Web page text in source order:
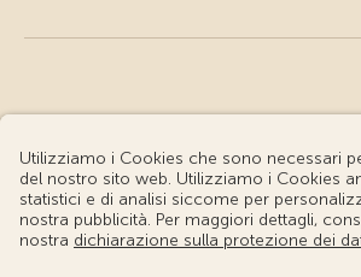
© Touring Club